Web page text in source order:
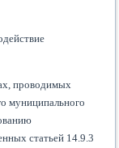
проводимых
муниципального
статьей 14.9.3